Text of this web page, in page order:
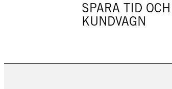
SPARA TID
KUNDVAGN